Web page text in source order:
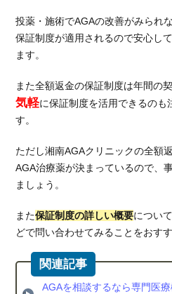
投薬・施術でAGAの改善がみられ
保証制度が適用されるので安心し
ます。
また全額返金の保証制度は年間の
気軽に保証制度を活用できるのも
す。
ただし湘南AGAクリニックの全額
AGA治療薬が決まっているので、
ましょう。
また保証制度の詳しい概要につい
どで問い合わせてみることをおすす
AGAを相談するなら専門医